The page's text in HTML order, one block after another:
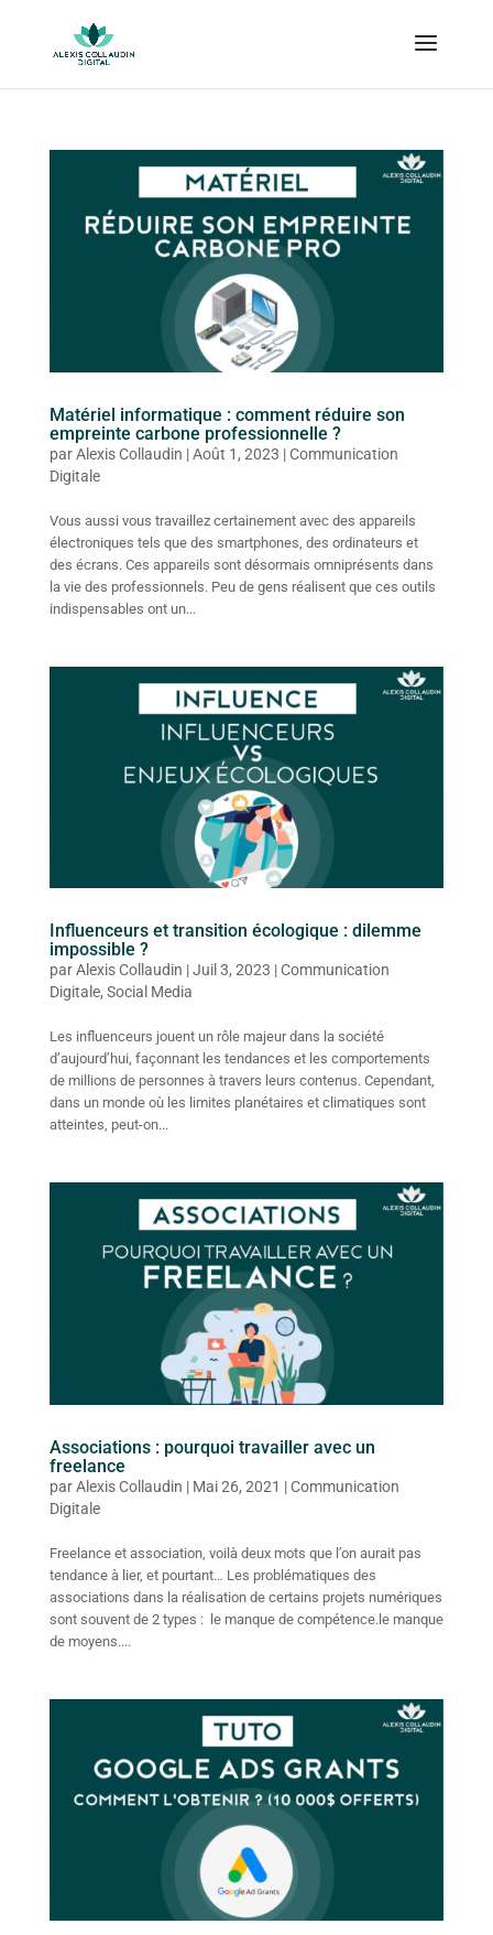
Matériel informatique : comment réduire son
empreinte carbone professionnelle ?
parAlexis Collaudin |Août 1, 2023 |Communication
Digitale
Vous aussi vous travaillez certainement avec des appareils
électroniques tels que des smartphones, des ordinateurs et
des écrans. Ces appareils sont désormais omniprésents dans
la vie des professionnels. Peu de gens réalisent que ces outils
indispensables ont un...
Influenceurs et transition écologique : dilemme
impossible ?
parAlexis Collaudin |Juil 3, 2023 |Communication
Digitale, Social Media
Les influenceurs jouent un rôle majeur dans la société
d’aujourd’hui, façonnant les tendances et les comportements
de millions de personnes à travers leurs contenus. Cependant,
dans un monde où les limites planétaires et climatiques sont
atteintes, peut-on...
Associations : pourquoi travailler avec un
freelance
parAlexis Collaudin | Mai 26, 2021 |Communication
Digitale
Freelance et association, voilà deux mots que l’on aurait pas
tendance à lier, et pourtant… Les problématiques des
associations dans la réalisation de certains projets numériques
sont souvent de 2 types : le manque de compétence.le manque
de moyens....